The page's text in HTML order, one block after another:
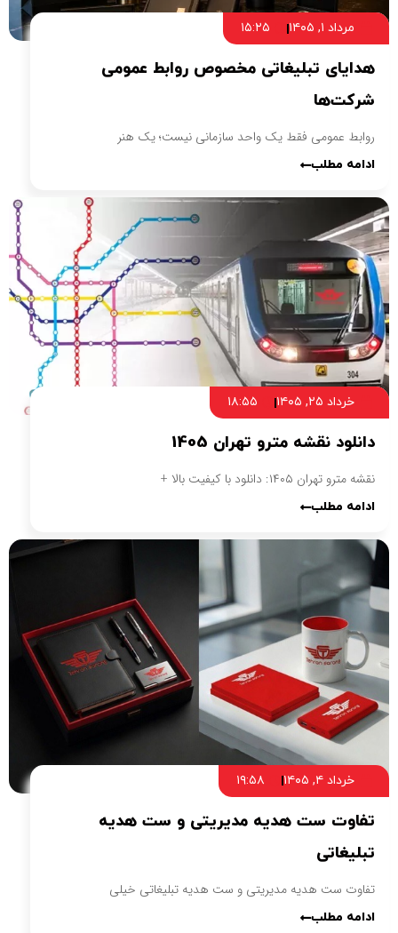
مرداد ۱, ۱۴۰۵ ۱۵:۲۵
هدایای تبلیغاتی مخصوص روابط عمومی
شرکت‌ها
روابط عمومی فقط یک واحد سازمانی نیست؛ یک هنر
ادامه مطلب
خرداد ۲۵, ۱۴۰۵ ۱۸:۵۵
دانلود نقشه مترو تهران 1405
نقشه مترو تهران ۱۴۰۵: دانلود با کیفیت بالا +
ادامه مطلب
خرداد ۴, ۱۴۰۵ ۱۹:۵۸
تفاوت ست هدیه مدیریتی و ست هدیه
تبلیغاتی
تفاوت ست هدیه مدیریتی و ست هدیه تبلیغاتی خیلی
ادامه مطلب